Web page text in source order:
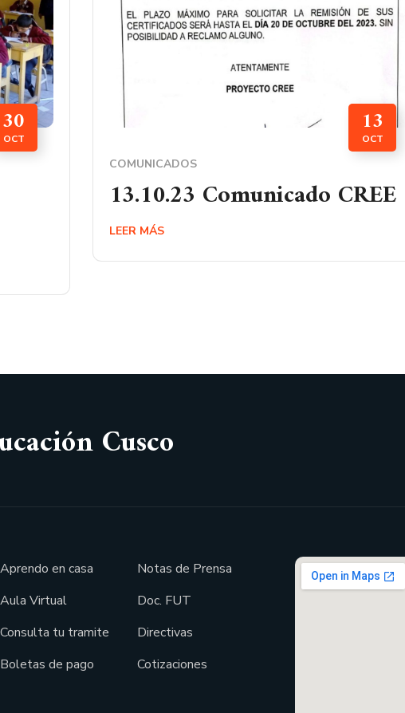
30
OCT 13
OCT
COMUNICADOS
13.10.23 Comunicado CREE
LEER MÁS
Cusco
Aprendo en casa
Aula Virtual
Consulta tu tramite
Boletas de pago
Notas de Prensa
Doc. FUT
Directivas
Cotizaciones